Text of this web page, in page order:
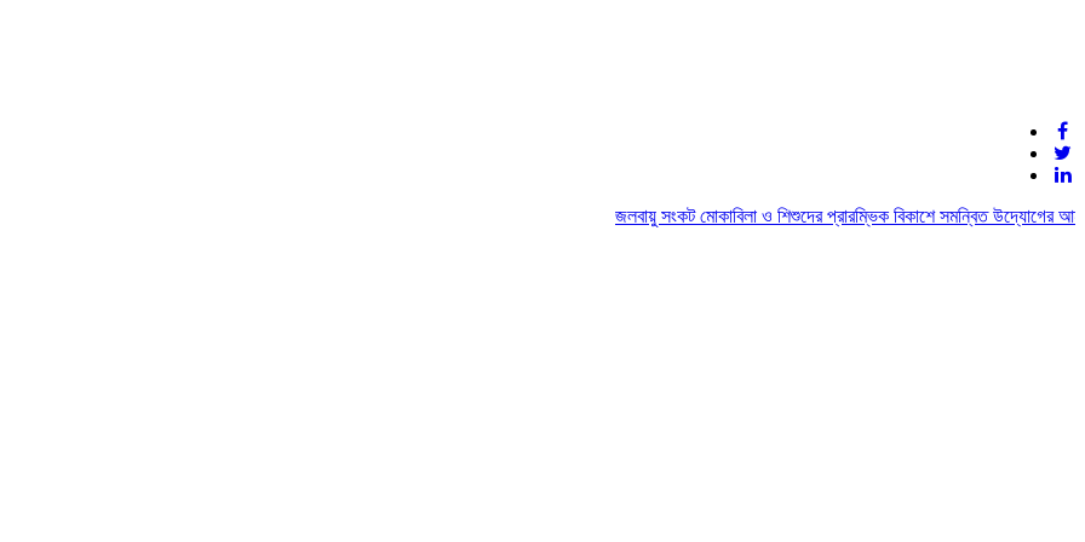
জলবায়ু সংকট মোকাবিলা ও শিশুদের প্রারম্ভিক বিকাশে সমন্বিত উদ্যোগের আহ্বান